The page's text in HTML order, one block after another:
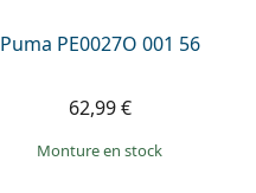
Puma PE0027O 001 56
62,99 €
Monture en stock